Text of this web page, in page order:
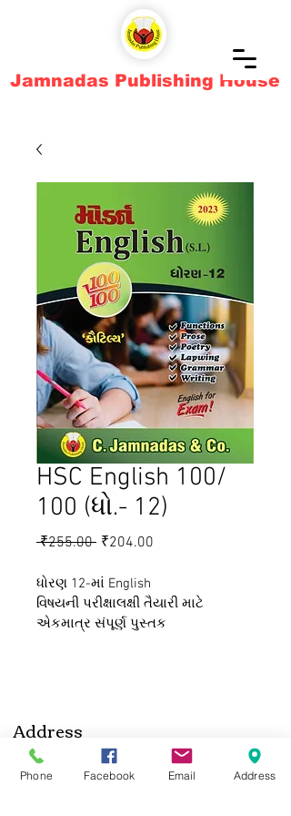
Jamnadas Publishing House
HSC English 100/
100 (ધો.- 12)
₹255.00 Regular
₹204.00
ધોરણ 12-માં English
વિષયની પરીક્ષાલક્ષી તૈયારી માટે
એકમાત્ર સંપૂર્ણ પુસ્તક
Address
Jamnadas Publishing House
C-16-17-18, Madhavpura Market, Near Police
Phone Facebook Email Address